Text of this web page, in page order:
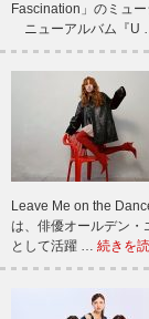
Fascination」のミュ
ニューアルバム『U
Leave Me on the
は、俳優オールデン・
として活躍 … 続きを